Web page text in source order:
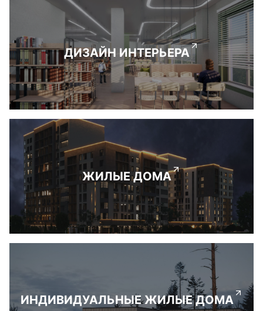
ДИЗАЙН ИНТЕРЬЕРА
ЖИЛЫЕ ДОМА
ИНДИВИДУАЛЬНЫЕ ЖИЛЫЕ ДОМА